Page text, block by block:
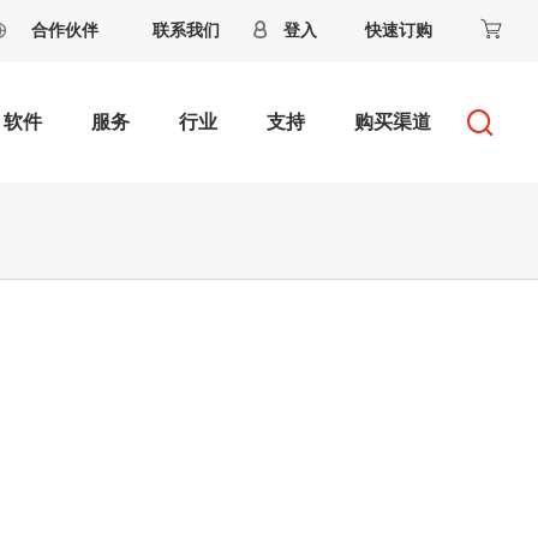
合作伙伴 联系我们 登入 快速订购
软件 服务 行业 支持 购买渠道